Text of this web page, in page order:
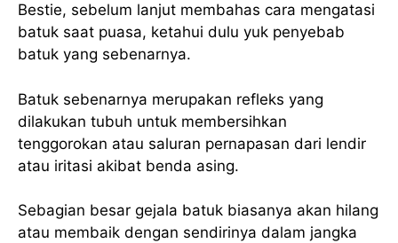
Bestie, sebelum lanjut membahas cara mengatasi
batuk saat puasa, ketahui dulu yuk penyebab
batuk yang sebenarnya.
Batuk sebenarnya merupakan refleks yang
dilakukan tubuh untuk membersihkan
tenggorokan atau saluran pernapasan dari lendir
atau iritasi akibat benda asing.
Sebagian besar gejala batuk biasanya akan hilang
atau membaik dengan sendirinya dalam jangka